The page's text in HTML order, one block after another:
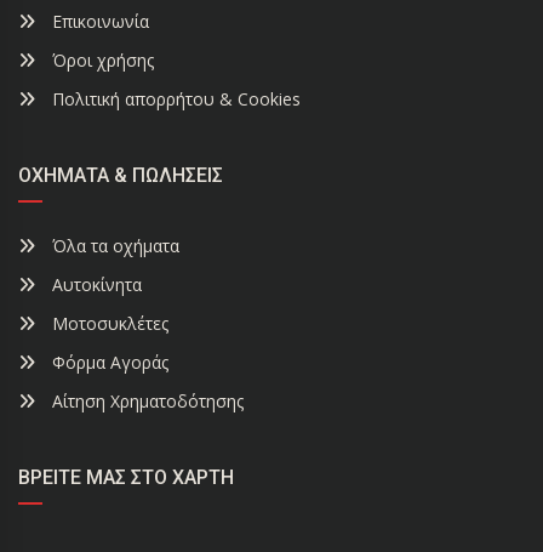
Επικοινωνία
Όροι χρήσης
Πολιτική απορρήτου & Cookies
ΟΧΉΜΑΤΑ & ΠΩΛΉΣΕΙΣ
Όλα τα οχήματα
Αυτοκίνητα
Μοτοσυκλέτες
Φόρμα Αγοράς
Αίτηση Χρηματοδότησης
ΒΡΕΊΤΕ ΜΑΣ ΣΤΟ ΧΆΡΤΗ